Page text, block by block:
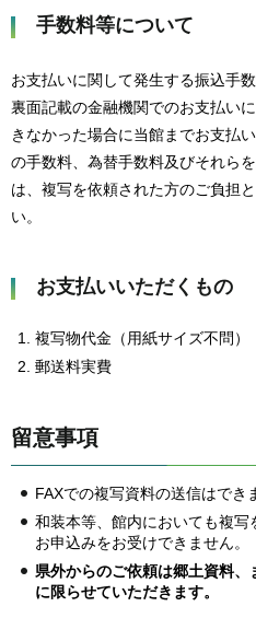
手数料等について
お支払いに関して発生する振込手
裏面記載の金融機関でのお支払い
きなかった場合に当館までお支払
の手数料、為替手数料及びそれら
は、複写を依頼された方のご負担
い。
お支払いいただくもの
複写物代金（用紙サイズ不問
郵送料実費
留意事項
FAXでの複写資料の送信はでき
和装本等、館内においても複
お申込みをお受けできません。
県外からのご依頼は郷土資料
に限らせていただきます。